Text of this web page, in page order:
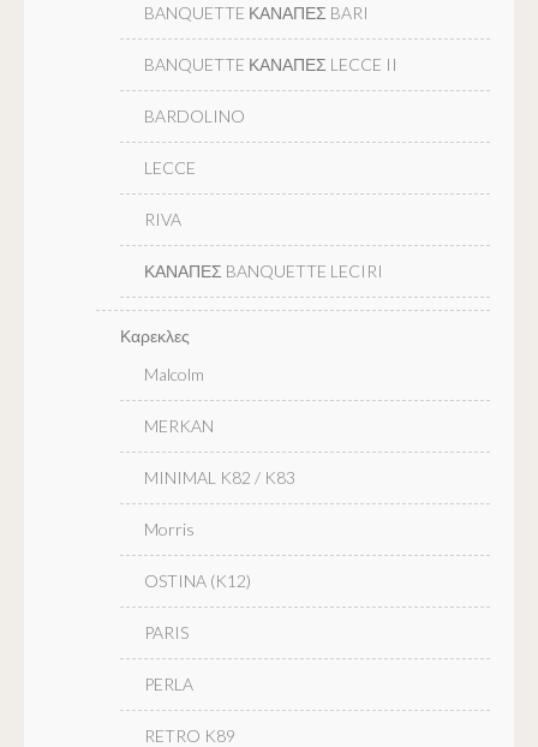
BANQUETTE ΚΑΝΑΠΕΣ BARI
BANQUETTE ΚΑΝΑΠΕΣ LECCE II
BARDOLINO
LECCE
RIVA
ΚΑΝΑΠΕΣ BANQUETTE LECIRI
Καρεκλες
Malcolm
MERKAN
MINIMAL K82 / K83
Morris
OSTINA (K12)
PARIS
PERLA
RETRO K89